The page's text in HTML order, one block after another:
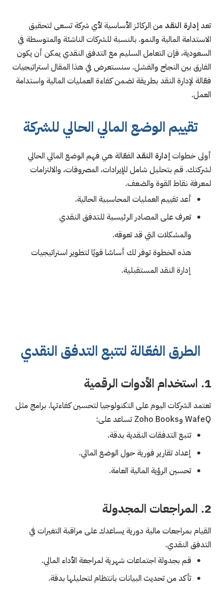
تعدإدارة النقد من الركائز الأساسية لأي شركة تسعى لتحقيق
الاستدامة المالية والنمو. بالنسبة للشركات الناشئة والمتوسطة في
السعودية، فإن التعامل السليم مع التدفق النقدي يمكن أن يكون
الفارق بين النجاح والفشل. سنستعرض في هذا المقال استراتيجيات
فعّالة لإدارة النقد بطريقة تضمن كفاءة العمليات المالية واستدامة
العمل.
تقييم الوضع المالي الحالي للشركة
أولى خطواتإدارة النقد الفعّالة هي فهم الوضع المالي الحالي
لشركتك. قم بتحليل شامل للإيرادات، المصروفات، والالتزامات
لمعرفة نقاط القوة والضعف.
أعد تقييم العمليات المحاسبية الحالية.
تعرف على المصادر الرئيسية للتدفق النقدي
والمشكلات التي قد تعوقه.
هذه الخطوة توفر لك أساسًا قويًا لتطوير استراتيجيات
إدارة النقد المستقبلية.
الطرق الفعّالة لتتبع التدفق النقدي
1. استخدام الأدوات الرقمية
تعتمد الشركات اليوم على التكنولوجيا لتحسين كفاءتها. برامج مثل
WafeQ وZoho Books تساعد على:
تتبع التدفقات النقدية بدقة.
إعداد تقارير فورية حول الوضع المالي.
تحسين الرؤية المالية العامة.
2. المراجعات المجدولة
القيام بمراجعات مالية دورية يساعدك على مراقبة التغيرات في
التدفق النقدي.
قم بجدولة اجتماعات شهرية لمراجعة الأداء المالي.
تأكد من تحديث البيانات بانتظام لتحليلها بدقة.